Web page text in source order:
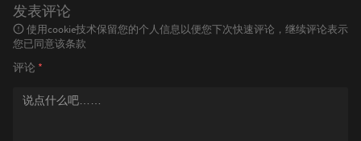
发表评论
使用cookie技术保留您的个人信息以便您下次快速评论，继续评论表示
您已同意该条款
评论 *